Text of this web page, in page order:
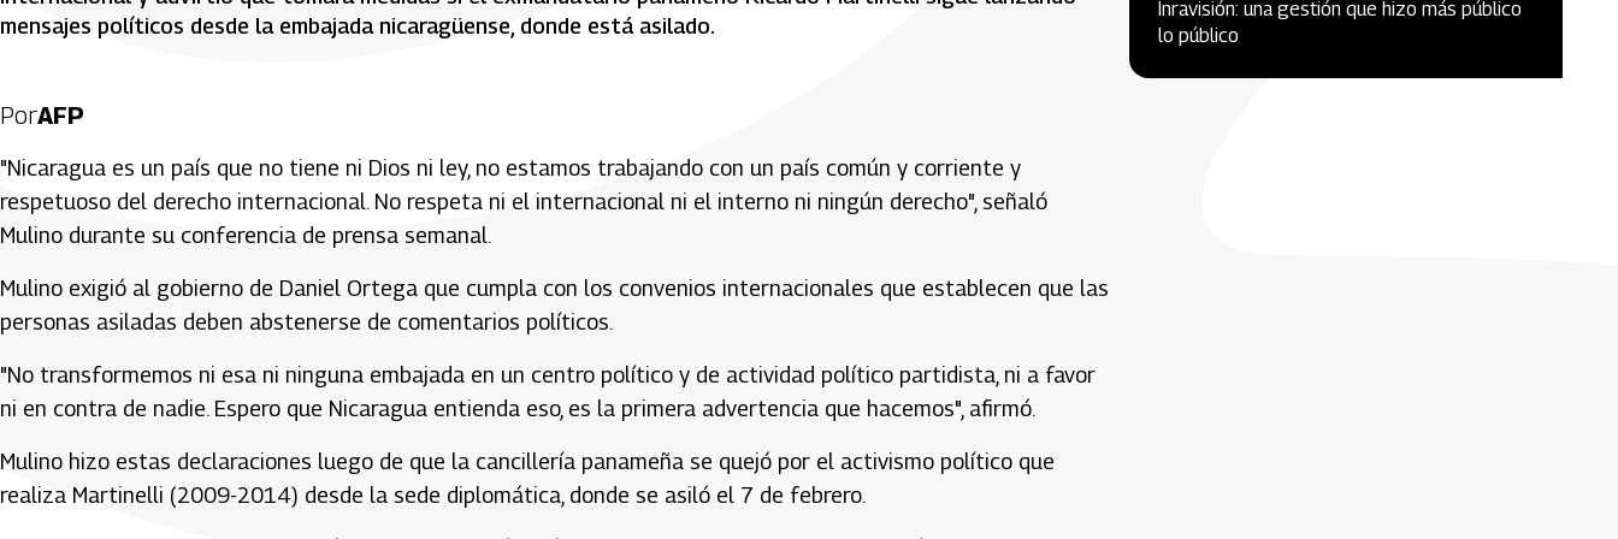
mensajes políticos desde la embajada nicaragüense, donde está asilado.
PorAFP
"Nicaragua es un país que no tiene ni Dios ni ley, no estamos trabajando con un país común y corriente y
respetuoso del derecho internacional. No respeta ni el internacional ni el interno ni ningún derecho", señaló
Mulino durante su conferencia de prensa semanal.
Mulino exigió al gobierno de Daniel Ortega que cumpla con los convenios internacionales que establecen que las
personas asiladas deben abstenerse de comentarios políticos.
"No transformemos ni esa ni ninguna embajada en un centro político y de actividad político partidista, ni a favor
ni en contra de nadie. Espero que Nicaragua entienda eso, es la primera advertencia que hacemos", afirmó.
Mulino hizo estas declaraciones luego de que la cancillería panameña se quejó por el activismo político que
realiza Martinelli (2009-2014) desde la sede diplomática, donde se asiló el 7 de febrero.
Inravisión: una gestión que hizo más público
lo público